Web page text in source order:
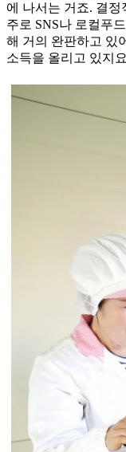
에 나서는 거죠. 결
주로 SNS나 로컬푸
해 거의 완판하고 있
소득을 올리고 있지